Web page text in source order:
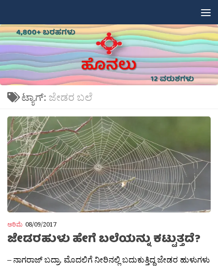
ಟ್ಯಾಗ್: ಜೇಡರ ಬಲೆ
ಅರಿಮೆ 08/09/2017
ಜೇಡರಹುಳು ಹೇಗೆ ಬಲೆಯನ್ನು ಕಟ್ಟುತ್ತದೆ?
– ನಾಗರಾಜ್ ಬದ್ರಾ. ಮೊದಲಿಗೆ ನೀರಿನಲ್ಲಿ ಬದುಕುತ್ತಿದ್ದ ಜೇಡರ ಹುಳುಗಳು